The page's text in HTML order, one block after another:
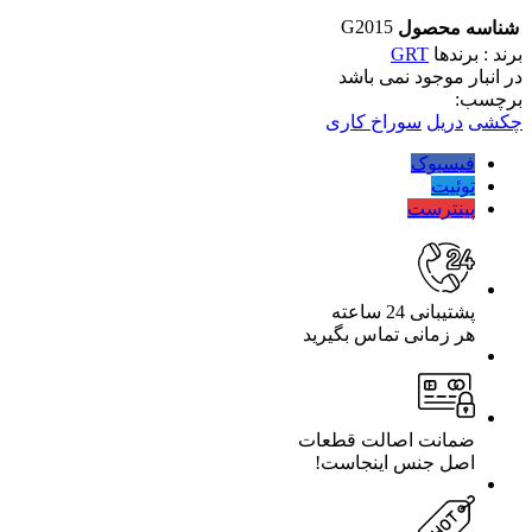
شناسه محصول G2015
برند : برندها GRT
در انبار موجود نمی باشد
برچسب:
چکشی دریل سوراخ کاری
فیسبوک
توئیت
پینترست
پشتیبانی 24 ساعته
هر زمانی تماس بگیرید
ضمانت اصالت قطعات
اصل جنس اینجاست!